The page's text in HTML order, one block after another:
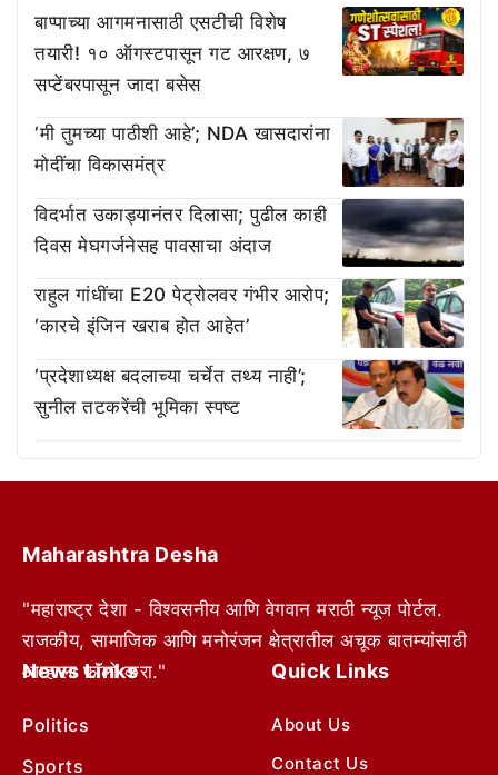
बाप्पाच्या आगमनासाठी एसटीची विशेष
तयारी! १० ऑगस्टपासून गट आरक्षण, ७
सप्टेंबरपासून जादा बसेस
‘मी तुमच्या पाठीशी आहे’; NDA खासदारांना
मोदींचा विकासमंत्र
विदर्भात उकाड्यानंतर दिलासा; पुढील काही
दिवस मेघगर्जनेसह पावसाचा अंदाज
राहुल गांधींचा E20 पेट्रोलवर गंभीर आरोप;
‘कारचे इंजिन खराब होत आहेत’
‘प्रदेशाध्यक्ष बदलाच्या चर्चेत तथ्य नाही’;
सुनील तटकरेंची भूमिका स्पष्ट
Maharashtra Desha
"महाराष्ट्र देशा - विश्वसनीय आणि वेगवान मराठी न्यूज पोर्टल.
राजकीय, सामाजिक आणि मनोरंजन क्षेत्रातील अचूक बातम्यांसाठी
आम्हाला फॉलो करा."
News Links
Politics
Sports
Quick Links
About Us
Contact Us